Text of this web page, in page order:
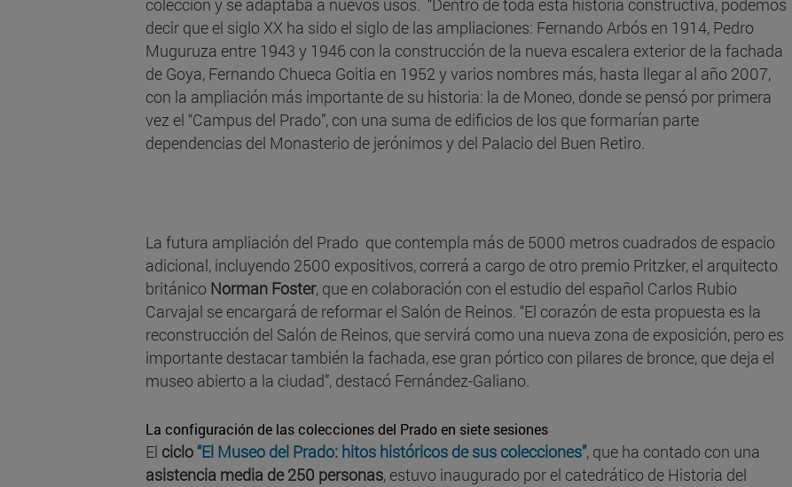
decir que el siglo XX ha sido el siglo de las ampliaciones: Fernando Arbós en 1914, Pedro
Muguruza entre 1943 y 1946 con la construcción de la nueva escalera exterior de la fachada
de Goya, Fernando Chueca Goitia en 1952 y varios nombres más, hasta llegar al año 2007,
con la ampliación más importante de su historia: la de Moneo, donde se pensó por primera
vez el “Campus del Prado”, con una suma de edificios de los que formarían parte
dependencias del Monasterio de jerónimos y del Palacio del Buen Retiro.
La futura ampliación del Prado que contempla más de 5000 metros cuadrados de espacio
adicional, incluyendo 2500 expositivos, correrá a cargo de otro premio Pritzker, el arquitecto
británico Norman Foster, que en colaboración con el estudio del español Carlos Rubio
Carvajal se encargará de reformar el Salón de Reinos. “El corazón de esta propuesta es la
reconstrucción del Salón de Reinos, que servirá como una nueva zona de exposición, pero es
importante destacar también la fachada, ese gran pórtico con pilares de bronce, que deja el
museo abierto a la ciudad”, destacó Fernández-Galiano.
La configuración de las colecciones del Prado en siete sesiones
El ciclo“El Museo del Prado: hitos históricos de sus colecciones”, que ha contado con una
asistencia media de 250 personas, estuvo inaugurado por el catedrático de Historia del